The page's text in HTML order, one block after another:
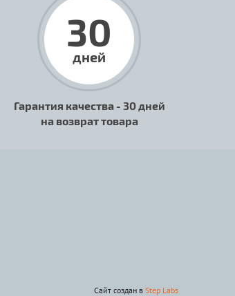
30
дней
Гарантия качества - 30 дней
на возврат товара
Сайт создан в Step Labs